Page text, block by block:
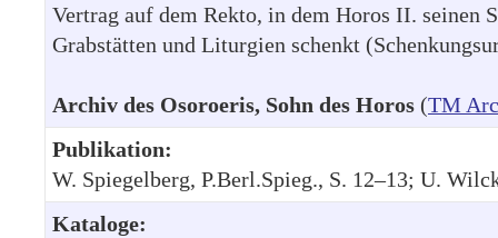
Vertrag auf dem Rekto, in dem Horos II. seinen
Grabstätten und Liturgien schenkt
Archiv des Osoroeris, Sohn des Horos (TM
Publikation:
W. Spiegelberg, P.Berl.Spieg., S. 12–13; U.
Kataloge: